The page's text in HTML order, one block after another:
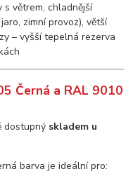
větrem, chladnější
zimní provoz), větší
– vyšší tepelná rezerva
Černá a RAL 9010
dostupný skladem u
barva je ideální pro: